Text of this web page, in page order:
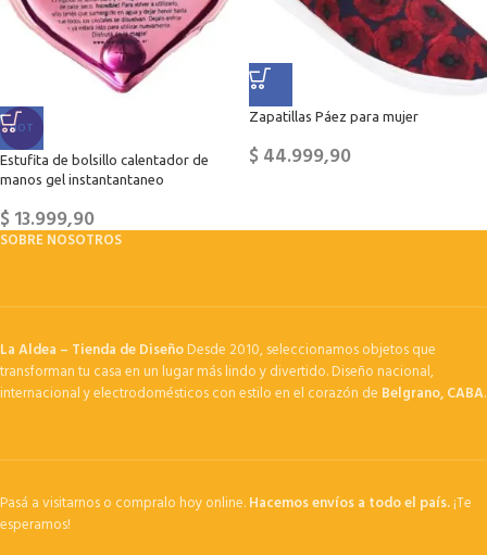
HOT
Estufita de bolsillo calentador de
manos gel instantantaneo
$13.999,90
Zapatillas Páez para mujer
$44.999,90
SOBRE NOSOTROS
La Aldea – Tienda de DiseñoDesde 2010, seleccionamos objetos que
transforman tu casa en un lugar más lindo y divertido. Diseño nacional,
internacional y electrodomésticos con estilo en el corazón de Belgrano, CABA.
Pasá a visitarnos o compralo hoy online.Hacemos envíos a todo el país.¡Te
esperamos!